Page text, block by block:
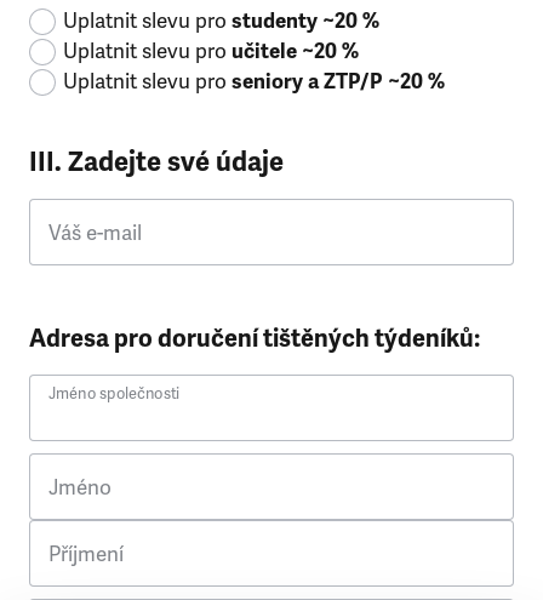
Uplatnit slevu pro studenty ~20 %
Uplatnit slevu pro učitele ~20 %
Uplatnit slevu pro seniory a ZTP/P ~20 %
III. Zadejte své údaje
Váš e-mail
Adresa pro doručení tištěných týdeníků:
Jméno společnosti
Jméno
Příjmení